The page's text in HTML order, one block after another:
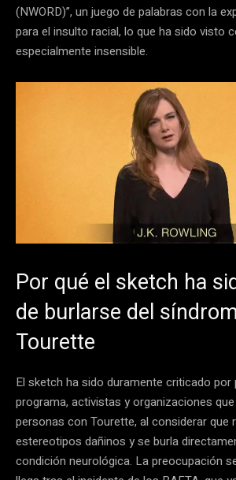
(NWORD)”, un juego de palabras con la
para el insulto racial, lo que ha sido visto
especialmente insensible.
Por qué el sketch ha
de burlarse del
Tourette
El sketch ha sido duramente criticado por
programa, activistas y organizaciones
personas con Tourette, al considerar que
estereotipos dañinos y se burla
condición neurológica. La preocupación